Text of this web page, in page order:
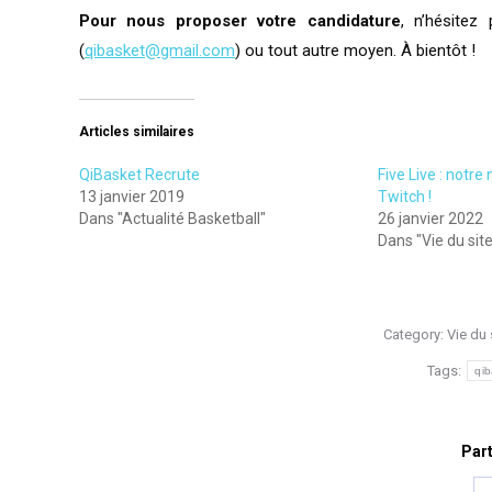
Pour nous proposer votre candidature,
(qibasket@gmail.com) ou tout autre moyen. À bientôt !
Articles similaires
QiBasket Recrute
13 janvier 2019
Dans "Actualité Basketball"
Five Live :
Twitch !
26 janvier 2022
Dans "Vie du
Category: Vie du
Tags: